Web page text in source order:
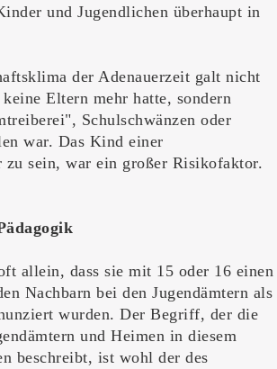
und Jugendlichen überhaupt in
der Adenauerzeit galt nicht
Eltern mehr hatte, sondern
Schulschwänzen oder
war. Das Kind einer
zu sein, war ein großer Risikofaktor.
allein, dass sie mit 15 oder 16 einen
Nachbarn bei den Jugendämtern als
wurden. Der Begriff, der die
und Heimen in diesem
beschreibt, ist wohl der des